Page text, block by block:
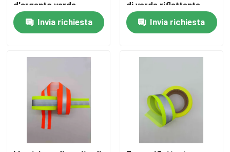
Casa
Chi siamo
Fatory Tour
d'argento verde
dell'abbigliamento
delle scale sui bagagli
Invia richiesta
di verde riflettente
fluorescente del
nastroInvia richiesta